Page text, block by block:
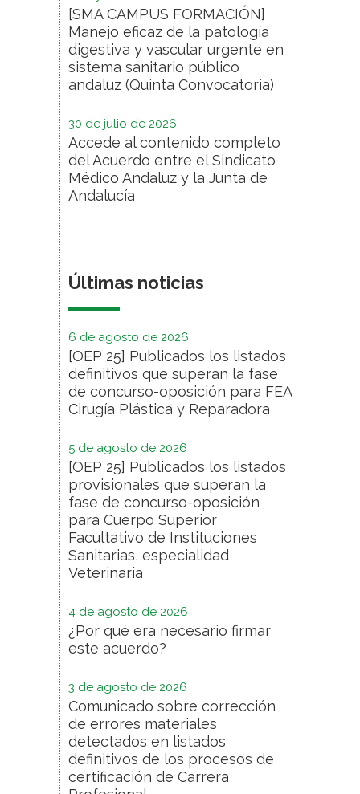
[SMA CAMPUS FORMACIÓN]
Manejo eficaz de la patología
digestiva y vascular urgente en
sistema sanitario público
andaluz (Quinta Convocatoria)
30 de julio de 2026
Accede al contenido completo
del Acuerdo entre el Sindicato
Médico Andaluz y la Junta de
Andalucía
Últimas noticias
6 de agosto de 2026
[OEP 25] Publicados los listados
definitivos que superan la fase
de concurso-oposición para FEA
Cirugía Plástica y Reparadora
5 de agosto de 2026
[OEP 25] Publicados los listados
provisionales que superan la
fase de concurso-oposición
para Cuerpo Superior
Facultativo de Instituciones
Sanitarias, especialidad
Veterinaria
4 de agosto de 2026
¿Por qué era necesario firmar
este acuerdo?
3 de agosto de 2026
Comunicado sobre corrección
de errores materiales
detectados en listados
definitivos de los procesos de
certificación de Carrera